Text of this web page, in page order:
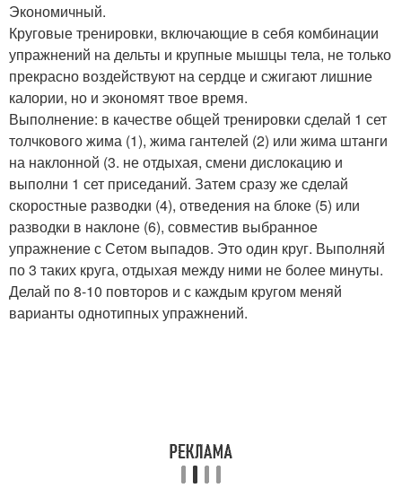
Экономичный.
Круговые тренировки, включающие в себя комбинации
упражнений на дельты и крупные мышцы тела, не только
прекрасно воздействуют на сердце и сжигают лишние
калории, но и экономят твое время.
Выполнение: в качестве общей тренировки сделай 1 сет
толчкового жима (1), жима гантелей (2) или жима штанги
на наклонной (3. не отдыхая, смени дислокацию и
выполни 1 сет приседаний. Затем сразу же сделай
скоростные разводки (4), отведения на блоке (5) или
разводки в наклоне (6), совместив выбранное
упражнение с Сетом выпадов. Это один круг. Выполняй
по 3 таких круга, отдыхая между ними не более минуты.
Делай по 8-10 повторов и с каждым кругом меняй
варианты однотипных упражнений.